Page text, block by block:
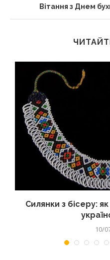
Вітання з Днем
Силянки з бісеру:
10/